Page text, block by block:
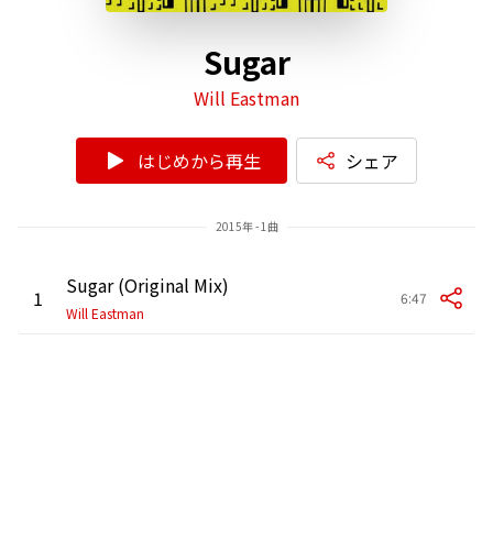
Sugar
Will Eastman
はじめから再生 シェア
2015年 - 1曲
1 Sugar (Original Mix)
Will Eastman
6:47